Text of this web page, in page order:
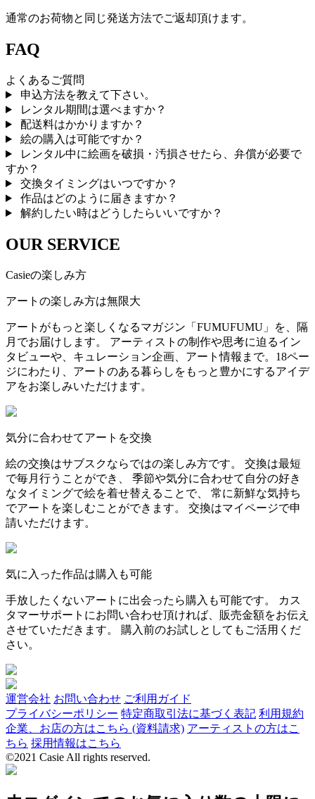
通常のお荷物と同じ発送方法でご返却頂けます。
FAQ
よくあるご質問
申込方法を教えて下さい。
レンタル期間は選べますか？
配送料はかかりますか？
絵の購入は可能ですか？
レンタル中に絵画を破損・汚損させたら、弁償が必要で
すか？
交換タイミングはいつですか？
作品はどのように届きますか？
解約したい時はどうしたらいいですか？
OUR SERVICE
Casieの楽しみ方
アートの楽しみ方は無限大
アートがもっと楽しくなるマガジン「FUMUFUMU」を、隔
月でお届けします。 アーティストの制作や思考に迫るイン
タビューや、キュレーション企画、アート情報まで。18ペー
ジにわたり、アートのある暮らしをもっと豊かにするアイデ
アをお楽しみいただけます。
気分に合わせてアートを交換
絵の交換はサブスクならではの楽しみ方です。 交換は最短
で毎月行うことができ、 季節や気分に合わせて自分の好き
なタイミングで絵を着せ替えることで、 常に新鮮な気持ち
でアートを楽しむことができます。 交換はマイページで申
請いただけます。
気に入った作品は購入も可能
手放したくないアートに出会ったら購入も可能です。 カス
タマーサポートにお問い合わせ頂ければ、販売金額をお伝え
させていただきます。 購入前のお試しとしてもご活用くだ
さい。
運営会社 お問い合わせ ご利用ガイド
プライバシーポリシー 特定商取引法に基づく表記 利用規約
企業、お店の方はこちら (資料請求) アーティストの方はこ
ちら 採用情報はこちら
©2021 Casie All rights reserved.